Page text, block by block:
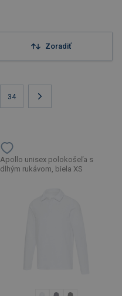
Zoradiť
34
Apollo unisex polokošeľa s
dlhým rukávom, biela XS